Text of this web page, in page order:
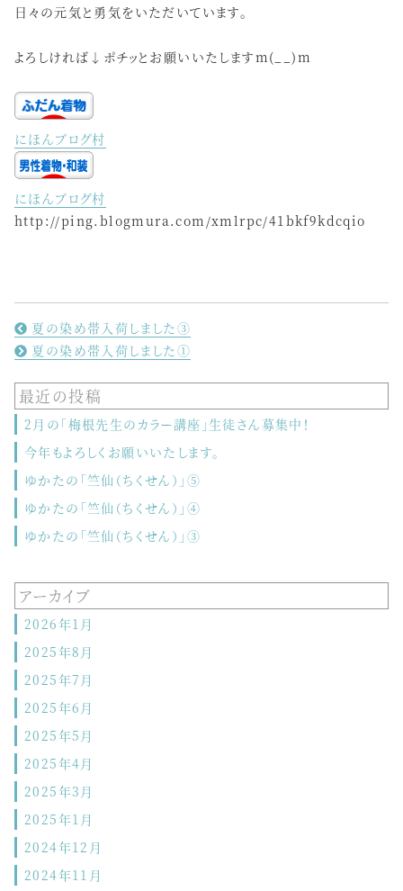
日々の元気と勇気をいただいています。
よろしければ↓ポチッとお願いいたしますm(__)m
にほんブログ村
にほんブログ村
http://ping.blogmura.com/xmlrpc/41bkf9kdcqio
夏の染め帯入荷しました③
夏の染め帯入荷しました①
最近の投稿
2月の「梅根先生のカラー講座」生徒さん募集中！
今年もよろしくお願いいたします。
ゆかたの「竺仙（ちくせん）」⑤
ゆかたの「竺仙（ちくせん）」④
ゆかたの「竺仙（ちくせん）」③
アーカイブ
2026年1月
2025年8月
2025年7月
2025年6月
2025年5月
2025年4月
2025年3月
2025年1月
2024年12月
2024年11月